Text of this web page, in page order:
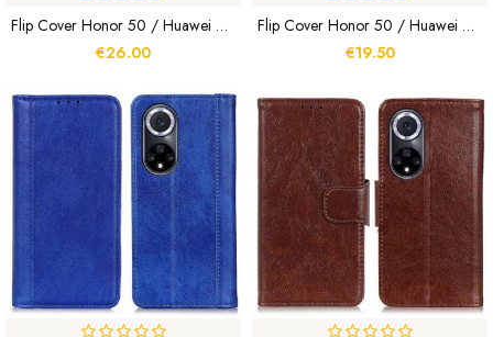
Flip Cover Honor 50 / Huawei Nova 9 Véritable Cuir Qialino
€26.00
Flip Cover Honor 50 / Huawei Nova 9 Skin Pro DUX DUCIS
€19.50